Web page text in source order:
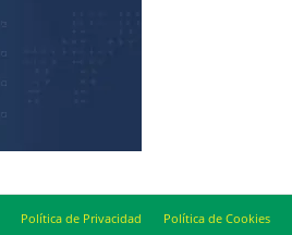
Política de Privacidad
Política de Cookies